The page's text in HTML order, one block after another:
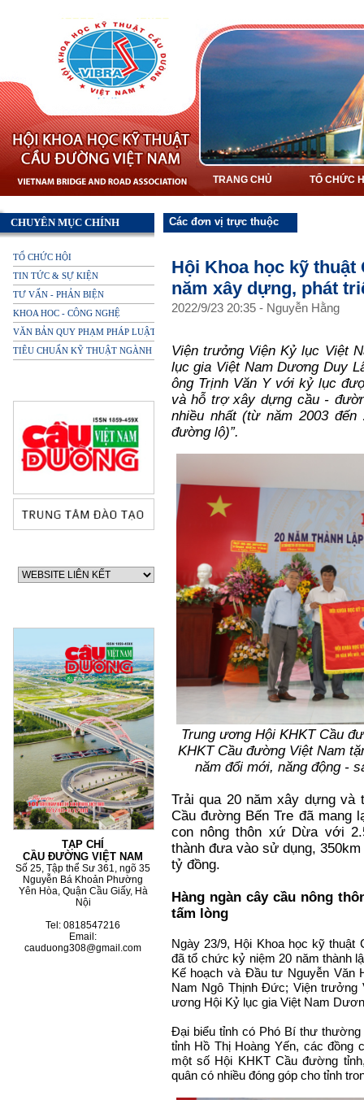
TRANG CHỦ TỔ CHỨC
CHUYÊN MỤC CHÍNH
TỔ CHỨC HỘI
TIN TỨC & SỰ KIỆN
TƯ VẤN - PHẢN BIỆN
KHOA HOC - CÔNG NGHỆ
VĂN BẢN QUY PHẠM PHÁP LUẬT
TIÊU CHUẨN KỸ THUẬT NGÀNH
TẠP CHÍ
CẦU ĐƯỜNG VIỆT NAM
Số 25, Tập thể Sư 361, ngõ 35
Nguyễn Bá Khoản Phường
Yên Hòa, Quận Cầu Giấy, Hà
Nội
Tel: 0818547216
Email:
cauduong308@gmail.com
Các đơn vị trực thuộc
Hội Khoa học kỹ thuật
năm xây dựng, phát
2022/9/23 20:35- Nguyễn Hằng
Viện trưởng Viện Kỷ lục Việt
lục gia Việt Nam Dương Duy
ông Trịnh Văn Y với kỷ lục
và hỗ trợ xây dựng cầu -
nhiều nhất (từ năm 2003
đường lộ)”.
Trung ương Hội KHKT Cầu
KHKT Cầu đường Việt Nam
năm đổi mới, năng động -
Trải qua 20 năm xây dựng và
Cầu đường Bến Tre đã mang
con nông thôn xứ Dừa với
thành đưa vào sử dụng,
tỷ đồng.
Hàng ngàn cây cầu nông
tấm lòng
Ngày 23/9, Hội Khoa học kỹ
đã tổ chức kỷ niệm 20 năm thành
Kế hoạch và Đầu tư Nguyễn Văn
Nam Ngô Thịnh Đức; Viện trưởng
ương Hội Kỷ lục gia Việt Nam
Đại biểu tỉnh có Phó Bí thư
tỉnh Hồ Thị Hoàng Yến, các đồng
một số Hội KHKT Cầu đường
quân có nhiều đóng góp cho tỉnh